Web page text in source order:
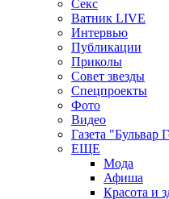
Секс
Ватник LIVE
Интервью
Публикации
Приколы
Совет звезды
Спецпроекты
Фото
Видео
Газета "Бульвар
ЕЩЕ
Мода
Афиша
Красота и